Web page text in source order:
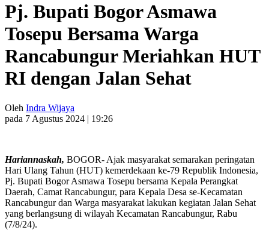
Pj. Bupati Bogor Asmawa
Tosepu Bersama Warga
Rancabungur Meriahkan HUT
RI dengan Jalan Sehat
Oleh Indra Wijaya
pada 7 Agustus 2024 | 19:26
Hariannaskah, BOGOR- Ajak masyarakat semarakan peringatan
Hari Ulang Tahun (HUT) kemerdekaan ke-79 Republik Indonesia,
Pj. Bupati Bogor Asmawa Tosepu bersama Kepala Perangkat
Daerah, Camat Rancabungur, para Kepala Desa se-Kecamatan
Rancabungur dan Warga masyarakat lakukan kegiatan Jalan Sehat
yang berlangsung di wilayah Kecamatan Rancabungur, Rabu
(7/8/24).